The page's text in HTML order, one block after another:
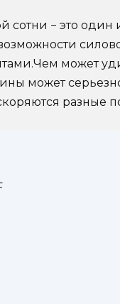
сотни − это один
может
может
разные